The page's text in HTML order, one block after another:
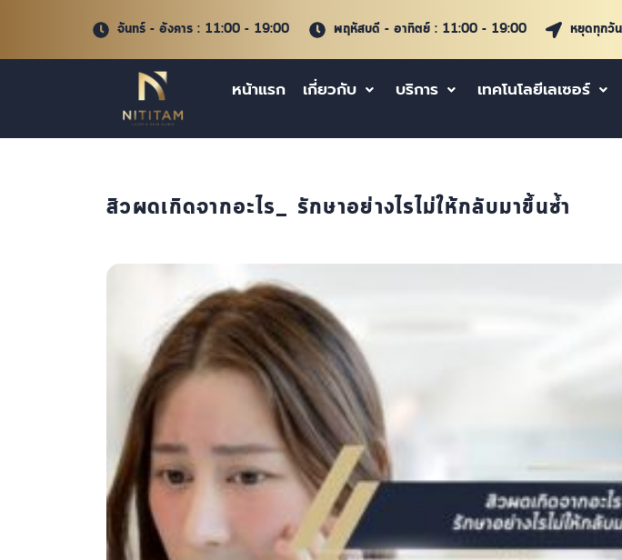
จันทร์ - อังคาร : 11:00 - 19:00 พฤหัสบดี - อาทิตย์ : 11:00 - 19:00 หยุดทุกวั
หน้าแรก เกี่ยวกับ บริการ เทคโนโลยีเลเซอร์
สิวผดเกิดจากอะไร_ รักษาอย่างไรไม่ให้กลับมาขึ้นซ้ำ